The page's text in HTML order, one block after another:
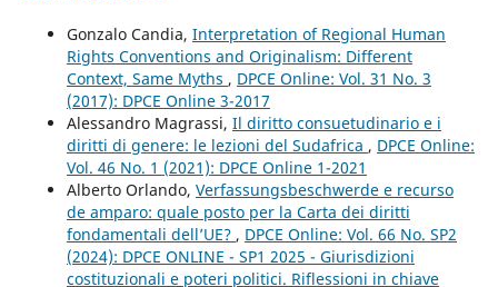
Gonzalo Candia, Interpretation of Regional Human
Rights Conventions and Originalism: Different
Context, Same Myths , DPCE Online: Vol. 31 No. 3
(2017): DPCE Online 3-2017
Alessandro Magrassi, Il diritto consuetudinario e i
diritti di genere: le lezioni del Sudafrica , DPCE Online:
Vol. 46 No. 1 (2021): DPCE Online 1-2021
Alberto Orlando, Verfassungsbeschwerde e recurso
de amparo: quale posto per la Carta dei diritti
fondamentali dell’UE? , DPCE Online: Vol. 66 No. SP2
(2024): DPCE ONLINE - SP1 2025 - Giurisdizioni
costituzionali e poteri politici. Riflessioni in chiave